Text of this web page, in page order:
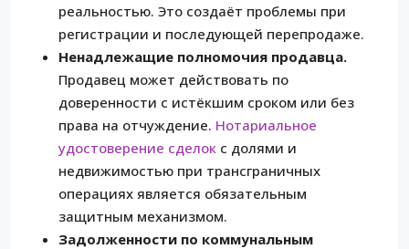
реальностью. Это создаёт проблемы при
регистрации и последующей перепродаже.
Ненадлежащие полномочия продавца.
Продавец может действовать по
доверенности с истёкшим сроком или без
права на отчуждение. Нотариальное
удостоверение сделок с долями и
недвижимостью при трансграничных
операциях является обязательным
защитным механизмом.
Задолженности по коммунальным